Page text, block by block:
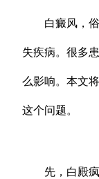
白癜风，
失疾病。很多
么影响。本文
这个问题。
先，白殿